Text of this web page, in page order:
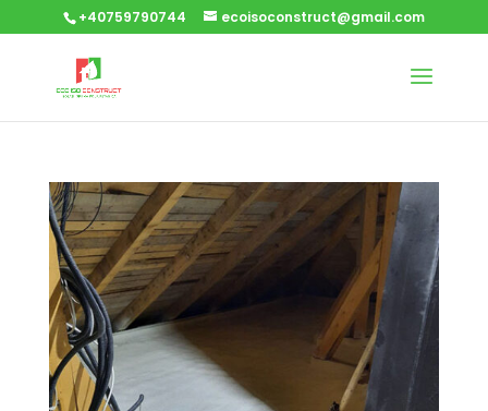
+40759790744 ecoisoconstruct@gmail.com